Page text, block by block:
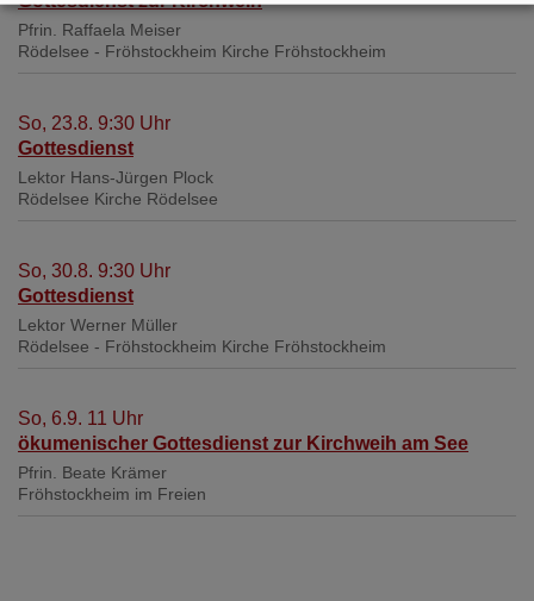
Pfrin. Raffaela Meiser
Rödelsee - Fröhstockheim Kirche Fröhstockheim
So, 23.8. 9:30 Uhr
Gottesdienst
Lektor Hans-Jürgen Plock
Rödelsee Kirche Rödelsee
So, 30.8. 9:30 Uhr
Gottesdienst
Lektor Werner Müller
Rödelsee - Fröhstockheim Kirche Fröhstockheim
So, 6.9. 11 Uhr
ökumenischer Gottesdienst zur Kirchweih am See
Pfrin. Beate Krämer
Fröhstockheim im Freien